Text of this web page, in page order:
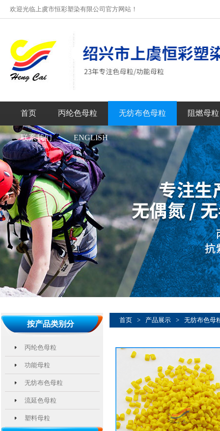
欢迎光临上虞市恒彩塑染有限公司官方网站！
首页 丙纶色母粒 无纺布色母粒 阻燃母粒
联系我们 ENGLISH
按产品类别分
丙纶色母粒
功能母粒
无纺布色母粒
流延色母粒
塑料母粒
首页 > 产品展示 > 无纺布色母